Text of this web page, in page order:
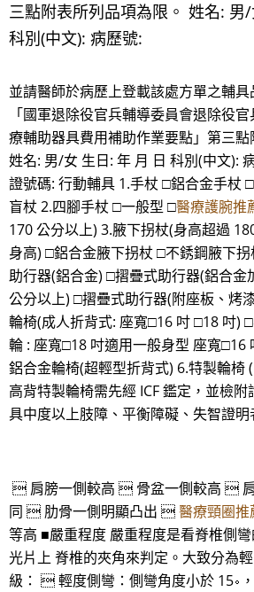
三點附表所列品項為限。 姓名: 男
科別(中文): 病歷號:
並請醫師於病歷上登載該處方單之輔
「國軍退除役官兵輔導委員會退除役
療輔助器具費用補助作業要點」第三點
姓名: 男/女 生日: 年 月 日 科別(中文):
證號碼: 行動輔具 1.手杖 □鋁合金手杖
盲杖 2.四腳手杖 □一般型 □醫療護腕推
170 公分以上) 3.腋下拐杖(身高超過
身高) □鋁合金腋下拐杖 □不銹鋼腋下
助行器(鋁合金) □摺疊式助行器(鋁合金
公分以上) □摺疊式助行器(附座板、烤
輪椅(成人折背式: 座寬□16 吋 □18 吋)
輪 : 座寬□18 吋適用一般身型 座寬□16
鋁合金輪椅(超輕型折背式) 6.特製輪椅
高背特製輪椅需先經 ICF 鑑定，並檢
具中度以上肢障、平衡障礙、失智證明
 肩膀一側較高  骨盆一側較高 
同  肋骨一側明顯凸出 醫療頸圈推
等高 ■嚴重程度 嚴重程度是看脊椎側
光片上 脊椎的夾角來判定。大致分為
級：  輕度側彎：側彎角度小於 15∘